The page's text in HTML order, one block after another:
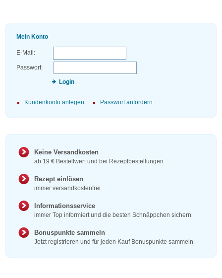
Mein Konto
E-Mail:
Passwort:
Login
Kundenkonto anlegen Passwort anfordern
Keine Versandkosten
ab 19 € Bestellwert und bei Rezeptbestellungen
Rezept einlösen
immer versandkostenfrei
Informationsservice
immer Top informiert und die besten Schnäppchen sichern
Bonuspunkte sammeln
Jetzt registrieren und für jeden Kauf Bonuspunkte sammeln